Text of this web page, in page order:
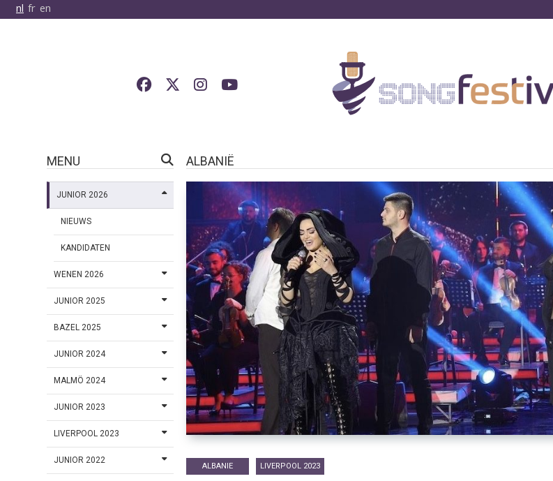
nl fr en
MENU
JUNIOR 2026
NIEUWS
KANDIDATEN
WENEN 2026
JUNIOR 2025
BAZEL 2025
JUNIOR 2024
MALMÖ 2024
JUNIOR 2023
LIVERPOOL 2023
JUNIOR 2022
ALBANIË
ALBANIE LIVERPOOL 2023